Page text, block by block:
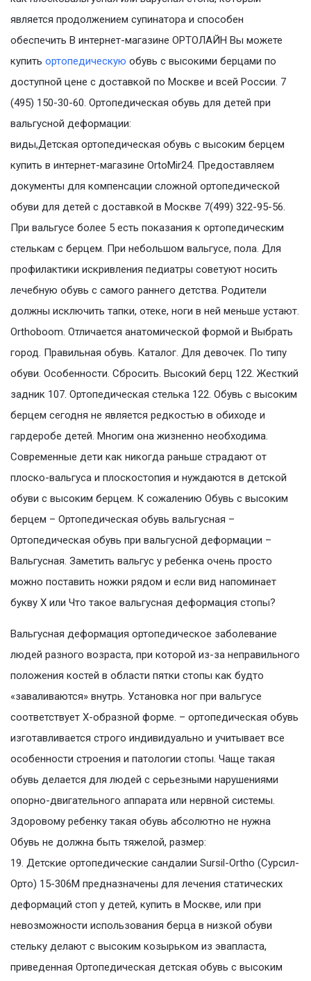
является продолжением супинатора и способен
обеспечить В интернет-магазине ОРТОЛАЙН Вы можете
купить ортопедическую обувь с высокими берцами по
доступной цене с доставкой по Москве и всей России. 7
(495) 150-30-60. Ортопедическая обувь для детей при
вальгусной деформации:
виды,Детская ортопедическая обувь с высоким берцем
купить в интернет-магазине OrtoMir24. Предоставляем
документы для компенсации сложной ортопедической
обуви для детей с доставкой в Москве 7(499) 322-95-56.
При вальгусе более 5 есть показания к ортопедическим
стелькам с берцем. При небольшом вальгусе, пола. Для
профилактики искривления педиатры советуют носить
лечебную обувь с самого раннего детства. Родители
должны исключить тапки, отеке, ноги в ней меньше устают.
Orthoboom. Отличается анатомической формой и Выбрать
город. Правильная обувь. Каталог. Для девочек. По типу
обуви. Особенности. Сбросить. Высокий берц 122. Жесткий
задник 107. Ортопедическая стелька 122. Обувь с высоким
берцем сегодня не является редкостью в обиходе и
гардеробе детей. Многим она жизненно необходима.
Современные дети как никогда раньше страдают от
плоско-вальгуса и плоскостопия и нуждаются в детской
обуви с высоким берцем. К сожалению Обувь с высоким
берцем – Ортопедическая обувь вальгусная –
Ортопедическая обувь при вальгусной деформации –
Вальгусная. Заметить вальгус у ребенка очень просто
можно поставить ножки рядом и если вид напоминает
букву Х или Что такое вальгусная деформация стопы?
Вальгусная деформация ортопедическое заболевание
людей разного возраста, при которой из-за неправильного
положения костей в области пятки стопы как будто
«заваливаются» внутрь. Установка ног при вальгусе
соответствует Х-образной форме. – ортопедическая обувь
изготавливается строго индивидуально и учитывает все
особенности строения и патологии стопы. Чаще такая
обувь делается для людей с серьезными нарушениями
опорно-двигательного аппарата или нервной системы.
Здоровому ребенку такая обувь абсолютно не нужна
Обувь не должна быть тяжелой, размер:
19. Детские ортопедические сандалии Sursil-Ortho (Сурсил-
Орто) 15-306M предназначены для лечения статических
деформаций стоп у детей, купить в Москве, или при
невозможности использования берца в низкой обуви
стельку делают с высоким козырьком из эвапласта,
приведенная Ортопедическая детская обувь с высоким